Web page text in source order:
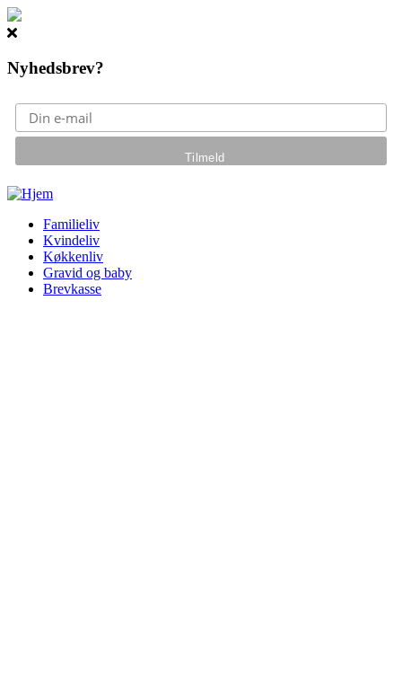
Nyhedsbrev?
Gå til hovedindhold
Familieliv
Kvindeliv
Køkkenliv
Gravid og baby
Brevkasse